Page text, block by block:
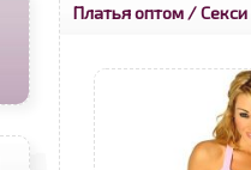
Платья оптом/ Секси